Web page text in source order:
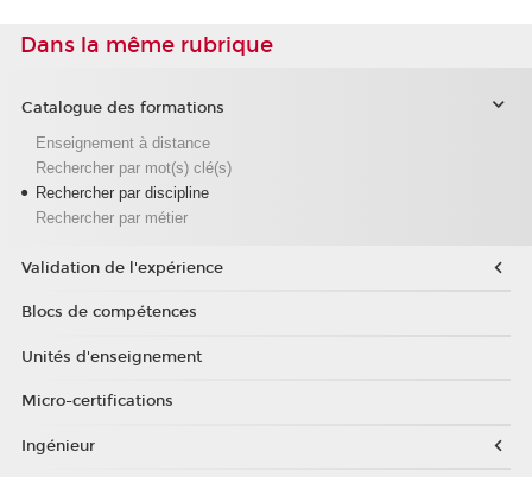
Dans la même rubrique
Catalogue des formations
Enseignement à distance
Rechercher par mot(s) clé(s)
Rechercher par discipline
Rechercher par métier
Validation de l'expérience
Blocs de compétences
Unités d'enseignement
Micro-certifications
Ingénieur